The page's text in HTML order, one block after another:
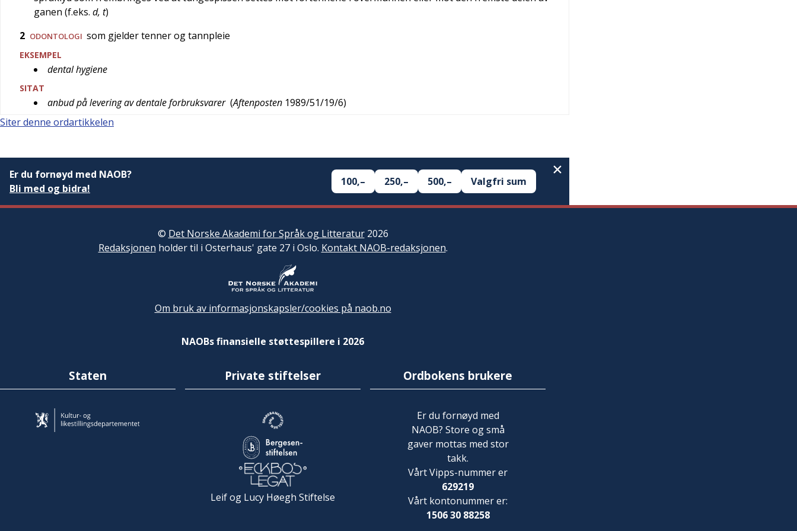
ganen (f.eks. d, t)
2 ODONTOLOGI som gjelder tenner og tannpleie
EKSEMPEL
dental hygiene
SITAT
anbud på levering av dentale forbruksvarer (Aftenposten 1989/51/19/6)
Siter denne ordartikkelen
Er du fornøyd med NAOB?
Bli med og bidra!
100,– 250,– 500,– Valgfri sum
© Det Norske Akademi for Språk og Litteratur2026
Redaksjonen holder til i Osterhaus' gate 27 i Oslo. Kontakt NAOB-redaksjonen.
Om bruk av informasjonskapsler/cookies på naob.no
NAOBs finansielle støttespillere i 2026
Staten Private stiftelser
Leif og Lucy Høegh Stiftelse
Ordbokens brukere
Er du fornøyd med
NAOB? Store og små
gaver mottas med stor
takk.
Vårt Vipps-nummer er
629219
Vårt kontonummer er:
1506 30 88258